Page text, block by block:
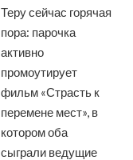
Теру сейчас горячая
пора: парочка
активно
промоутирует
фильм «Страсть к
перемене мест», в
котором оба
сыграли ведущие